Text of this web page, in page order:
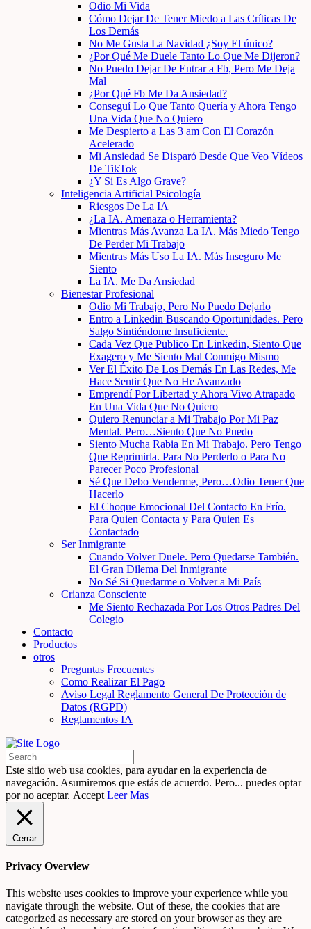
Odio Mi Vida
Cómo Dejar De Tener Miedo a Las Críticas De
Los Demás
No Me Gusta La Navidad ¿Soy El único?
¿Por Qué Me Duele Tanto Lo Que Me Dijeron?
No Puedo Dejar De Entrar a Fb, Pero Me Deja
Mal
¿Por Qué Fb Me Da Ansiedad?
Conseguí Lo Que Tanto Quería y Ahora Tengo
Una Vida Que No Quiero
Me Despierto a Las 3 am Con El Corazón
Acelerado
Mi Ansiedad Se Disparó Desde Que Veo Vídeos
De TikTok
¿Y Si Es Algo Grave?
Inteligencia Artificial Psicología
Riesgos De La IA
¿La IA. Amenaza o Herramienta?
Mientras Más Avanza La IA. Más Miedo Tengo
De Perder Mi Trabajo
Mientras Más Uso La IA. Más Inseguro Me
Siento
La IA. Me Da Ansiedad
Bienestar Profesional
Odio Mi Trabajo, Pero No Puedo Dejarlo
Entro a Linkedin Buscando Oportunidades. Pero
Salgo Sintiéndome Insuficiente.
Cada Vez Que Publico En Linkedin, Siento Que
Exagero y Me Siento Mal Conmigo Mismo
Ver El Éxito De Los Demás En Las Redes, Me
Hace Sentir Que No He Avanzado
Emprendí Por Libertad y Ahora Vivo Atrapado
En Una Vida Que No Quiero
Quiero Renunciar a Mi Trabajo Por Mi Paz
Mental. Pero…Siento Que No Puedo
Siento Mucha Rabia En Mi Trabajo. Pero Tengo
Que Reprimirla. Para No Perderlo o Para No
Parecer Poco Profesional
Sé Que Debo Venderme, Pero…Odio Tener Que
Hacerlo
El Choque Emocional Del Contacto En Frío.
Para Quien Contacta y Para Quien Es
Contactado
Ser Inmigrante
Cuando Volver Duele. Pero Quedarse También.
El Gran Dilema Del Inmigrante
No Sé Si Quedarme o Volver a Mi País
Crianza Consciente
Me Siento Rechazada Por Los Otros Padres Del
Colegio
Contacto
Productos
otros
Preguntas Frecuentes
Como Realizar El Pago
Aviso Legal Reglamento General De Protección de
Datos (RGPD)
Reglamentos IA
Este sitio web usa cookies, para ayudar en la experiencia de
navegación. Asumiremos que estás de acuerdo. Pero... puedes optar
por no aceptar. Accept Leer Mas
Cerrar
Privacy Overview
This website uses cookies to improve your experience while you
navigate through the website. Out of these, the cookies that are
categorized as necessary are stored on your browser as they are